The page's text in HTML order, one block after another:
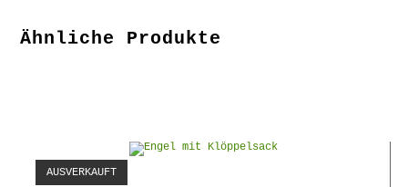
Ähnliche Produkte
AUSVERKAUFT